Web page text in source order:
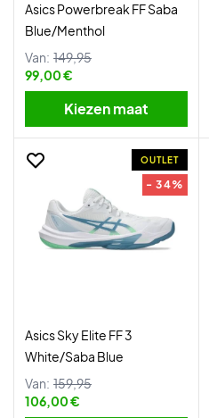
Asics Powerbreak FF Saba
Blue/Menthol
Van: 149,95
99,00 €
Kiezen maat
OUTLET
- 34%
Asics Sky Elite FF 3
White/Saba Blue
Van: 159,95
106,00 €